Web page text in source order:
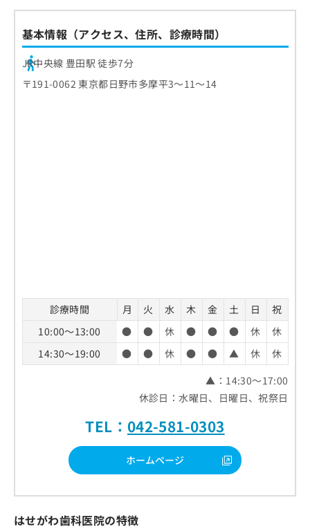
基本情報（アクセス、住所、診療時間）
JR中央線 豊田駅 徒歩7分
〒191-0062 東京都日野市多摩平3～11～14
診療時間 月 火 水 木 金 土 日
祝
10:00～13:00
● ● 休 ● ● ● 休
休
14:30～19:00
● ● 休 ● ● ▲ 休
休
▲：14:30～17:00
休診日：水曜日、日曜日、祝祭日
TEL： 042-581-0303
ホームページ
はせがわ歯科医院の特徴